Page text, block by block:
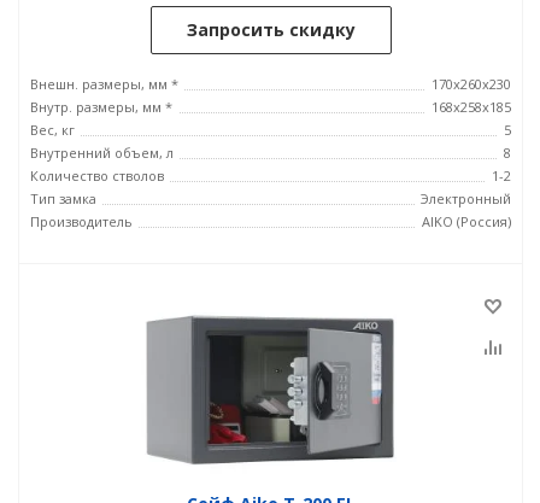
Запросить скидку
Внешн. размеры, мм *
170x260x230
Внутр. размеры, мм *
168x258x185
Вес, кг
5
Внутренний объем, л
8
Количество стволов
1-2
Тип замка
Электронный
Производитель
AIKO (Россия)